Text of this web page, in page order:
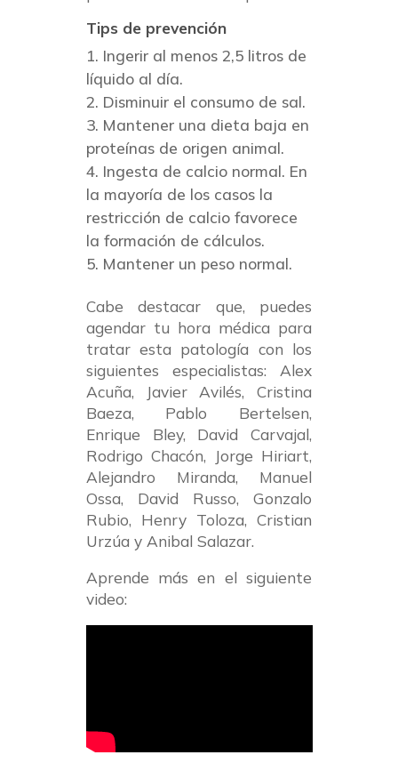
Tips de prevención
Ingerir al menos 2,5 litros de
líquido al día.
Disminuir el consumo de sal.
Mantener una dieta baja en
proteínas de origen animal.
Ingesta de calcio normal. En
la mayoría de los casos la
restricción de calcio favorece
la formación de cálculos.
Mantener un peso normal.
Cabe destacar que, puedes
agendar tu hora médica para
tratar esta patología con los
siguientes especialistas: Alex
Acuña, Javier Avilés, Cristina
Baeza, Pablo Bertelsen,
Enrique Bley, David Carvajal,
Rodrigo Chacón, Jorge Hiriart,
Alejandro Miranda, Manuel
Ossa, David Russo, Gonzalo
Rubio, Henry Toloza, Cristian
Urzúa y Anibal Salazar.
Aprende más en el siguiente
video: